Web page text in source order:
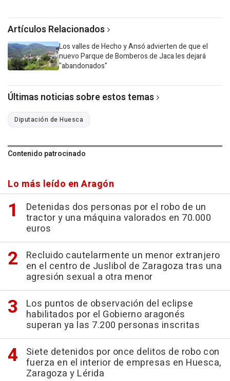
Artículos Relacionados
Los valles de Hecho y Ansó advierten de que el
nuevo Parque de Bomberos de Jaca les dejará
"abandonados"
Últimas noticias sobre estos temas
Diputación de Huesca
Contenido patrocinado
Lo más leído en Aragón
Detenidas dos personas por el robo de un
tractor y una máquina valorados en 70.000
euros
Recluido cautelarmente un menor extranjero
en el centro de Juslibol de Zaragoza tras una
agresión sexual a otra menor
Los puntos de observación del eclipse
habilitados por el Gobierno aragonés
superan ya las 7.200 personas inscritas
Siete detenidos por once delitos de robo con
fuerza en el interior de empresas en Huesca,
Zaragoza y Lérida